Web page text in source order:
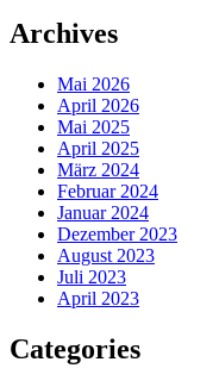
Archives
Mai 2026
April 2026
Mai 2025
April 2025
März 2024
Februar 2024
Januar 2024
Dezember 2023
August 2023
Juli 2023
April 2023
Categories